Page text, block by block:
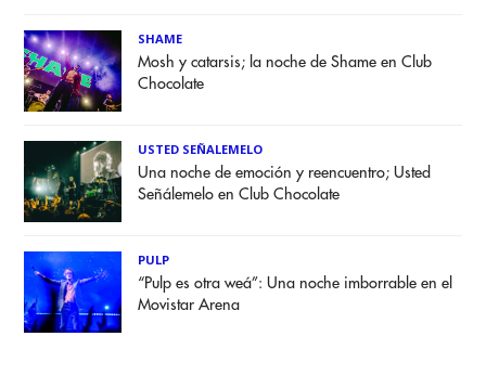
SHAME
Mosh y catarsis; la noche de Shame en Club
Chocolate
USTED SEÑALEMELO
Una noche de emoción y reencuentro; Usted
Señálemelo en Club Chocolate
PULP
“Pulp es otra weá”: Una noche imborrable en el
Movistar Arena